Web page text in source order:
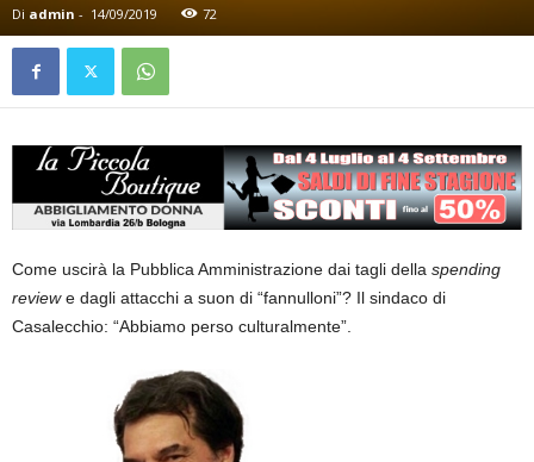
Di admin - 14/09/2019 72
Come uscirà la Pubblica Amministrazione dai tagli della spending
reviewe dagli attacchi a suon di “fannulloni”? Il sindaco di
Casalecchio: “Abbiamo perso culturalmente”.